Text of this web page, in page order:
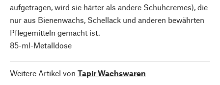
aufgetragen, wird sie härter als andere Schuhcremes), die
nur aus Bienenwachs, Schellack und anderen bewährten
Pflegemitteln gemacht ist.
85-ml-Metalldose
Weitere Artikel von Tapir Wachswaren